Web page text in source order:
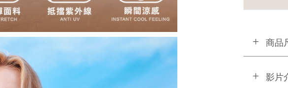
商品
影片